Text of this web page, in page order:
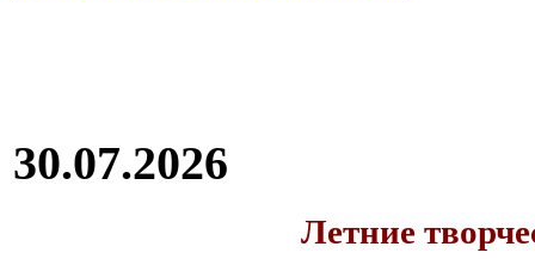
30.07.2026
Летние